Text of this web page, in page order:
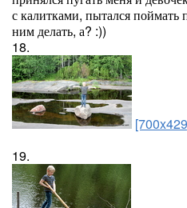
с калитками, пытался поймать
ним делать, а? :))
18.
19.